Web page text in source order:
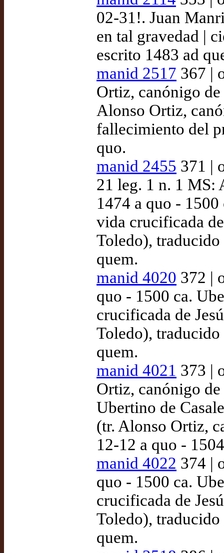
02-31!. Juan
en tal gravedad |
escrito 1483 ad
manid 2517 367 |
Ortiz, canónigo
Alonso Ortiz,
fallecimiento del
quo.
manid 2455 371 |
21 leg. 1 n. 1 MS:
1474 a quo -
vida crucificada
Toledo),
quem.
manid 4020 372 |
quo - 1500 ca.
crucificada de
Toledo),
quem.
manid 4021 373 |
Ortiz, canónigo
Ubertino de
(tr. Alonso Ortiz,
12-12 a quo -
manid 4022 374 |
quo - 1500 ca.
crucificada de
Toledo),
quem.